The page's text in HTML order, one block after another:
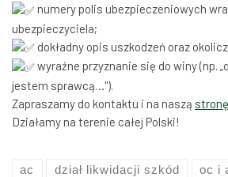
numery polis ubezpieczeniowych
ubezpieczyciela;
dokładny opis uszkodzeń oraz
wyraźne przyznanie się do winy (np.
jestem sprawcą…").
Zapraszamy do kontaktu i na naszą
Działamy na terenie całej Polski!
ac dział likwidacji szkód oc i